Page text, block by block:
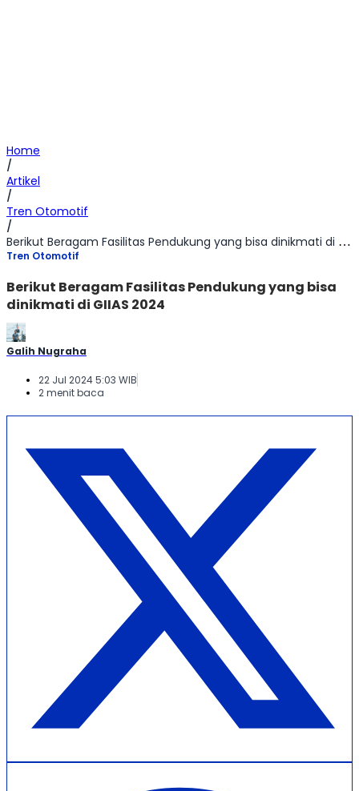
Home
/
Artikel
/
Tren Otomotif
/
Berikut Beragam Fasilitas Pendukung yang bisa dinikmati di GIIAS 2024
Tren Otomotif
Berikut Beragam Fasilitas Pendukung yang bisa
dinikmati di GIIAS 2024
Galih Nugraha
22 Jul 2024 5:03 WIB
2 menit baca